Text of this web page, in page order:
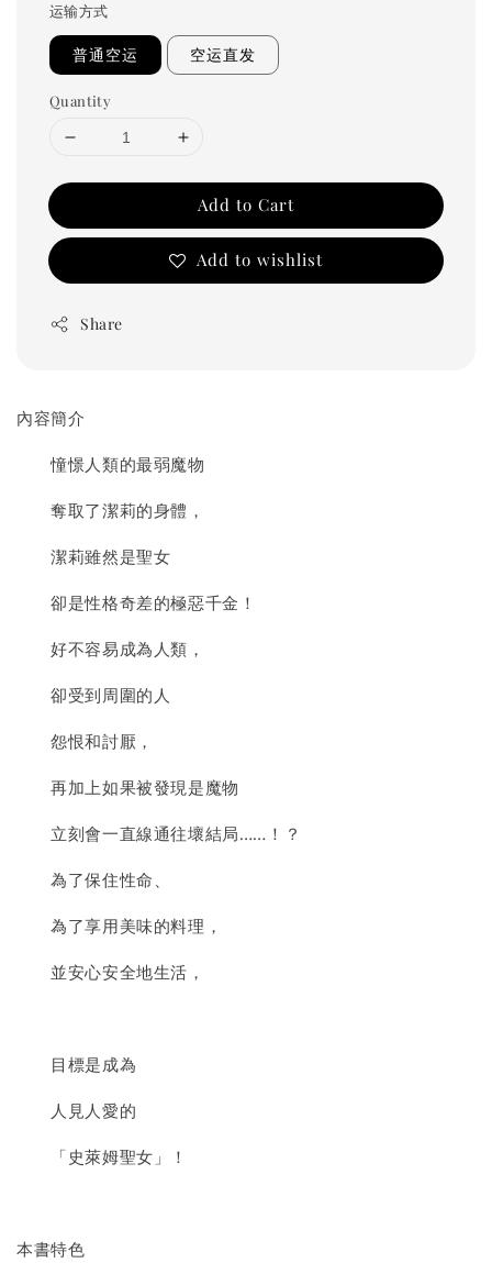
运输方式
普通空运 空运直发
Quantity
Add to Cart
Add to wishlist
Share
內容簡介
憧憬人類的最弱魔物
奪取了潔莉的身體，
潔莉雖然是聖女
卻是性格奇差的極惡千金！
好不容易成為人類，
卻受到周圍的人
怨恨和討厭，
再加上如果被發現是魔物
立刻會一直線通往壞結局……！？
為了保住性命、
為了享用美味的料理，
並安心安全地生活，
目標是成為
人見人愛的
「史萊姆聖女」！
本書特色